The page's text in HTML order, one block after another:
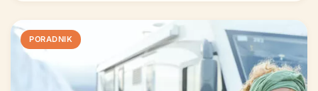
PORADNIK